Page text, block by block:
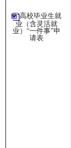
高校毕业生就
业（含灵活就
业）“一件事”申
请表